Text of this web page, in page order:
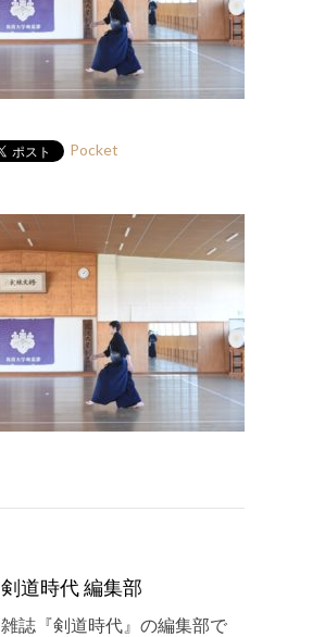
Pocket
剣道時代 編集部
雑誌『剣道時代』の編集部で